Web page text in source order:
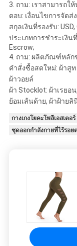
3. ถาม: เราสามารถใ
ตอบ: เงื่อนไขการจัดส่ง
สกุลเงินที่รองรับ: USD,
ประเภทการชำระเงิน
Escrow;
4. ถาม: ผลิตภัณฑ์หลัก
คำสั่งซื้อสดใหม่: ผ้าสูท
ผ้าวอยล์
ผ้า Stocklot: ผ้าเรยอ
ย้อมเส้นด้าย, ผ้าฝ้ายลิ
กางเกงโยคะโพลีเอสเตอ
ชุดออกกำลังกายที่ไร้รอย